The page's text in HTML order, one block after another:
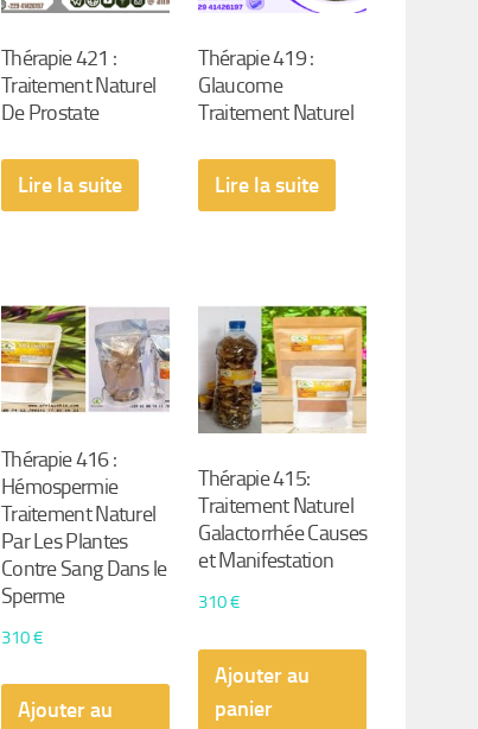
Thérapie 421 :
Traitement Naturel
De Prostate
Lire la suite
Thérapie 419 :
Glaucome
Traitement Naturel
Lire la suite
Thérapie 416 :
Hémospermie
Traitement Naturel
Par Les Plantes
Contre Sang Dans le
Sperme
310€
Ajouter au
Thérapie 415:
Traitement Naturel
Galactorrhée Causes
et Manifestation
310€
Ajouter au
panier